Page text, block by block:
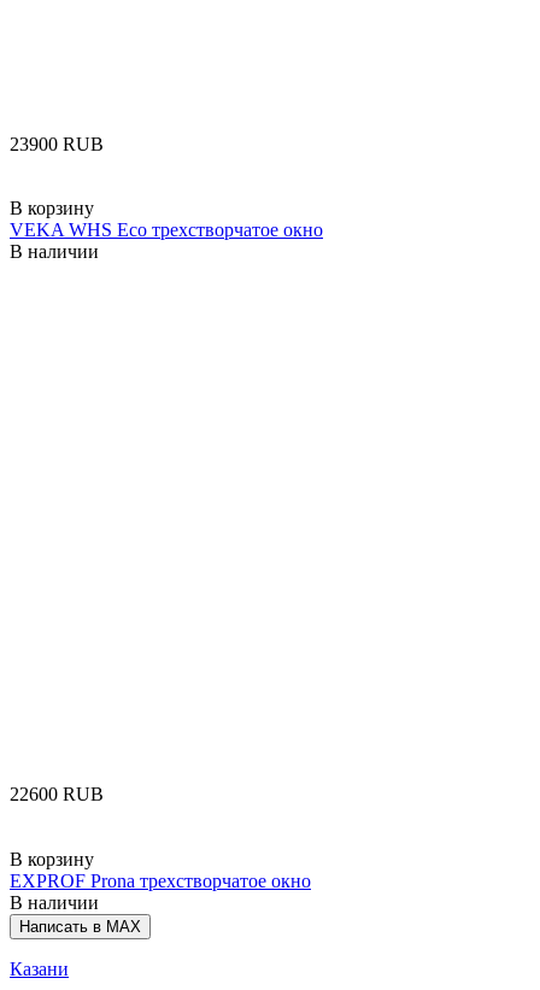
‍23900‍ RUB
В корзину
VEKA WHS Eco трехстворчатое окно
В наличии
‍22600‍ RUB
В корзину
EXPROF Prona трехстворчатое окно
В наличии
Написать в MAX
Казани